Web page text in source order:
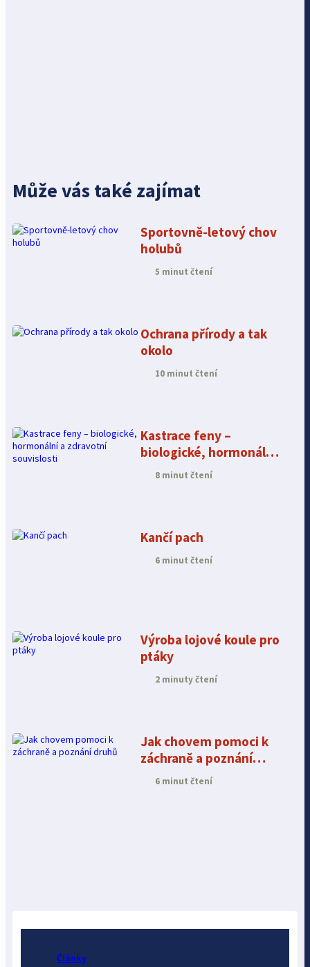
Může vás také zajímat
Sportovně-letový chov
holubů
5 minut čtení
Ochrana přírody a tak
okolo
10 minut čtení
Kastrace feny –
biologické, hormonální
a zdravotní souvislosti
8 minut čtení
Kančí pach
6 minut čtení
Výroba lojové koule pro
ptáky
2 minuty čtení
Jak chovem pomoci k
záchraně a poznání
druhů
6 minut čtení
Články